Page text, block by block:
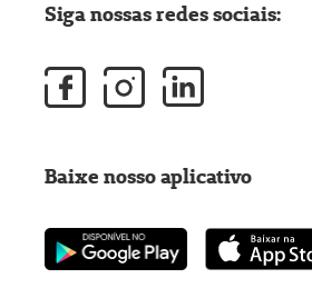
Siga nossas redes sociais:
Baixe nosso aplicativo